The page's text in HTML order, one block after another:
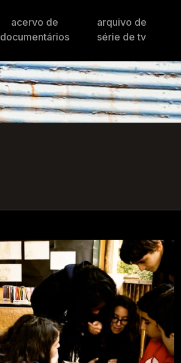
acervo de
documentários
arquivo de
série de tv